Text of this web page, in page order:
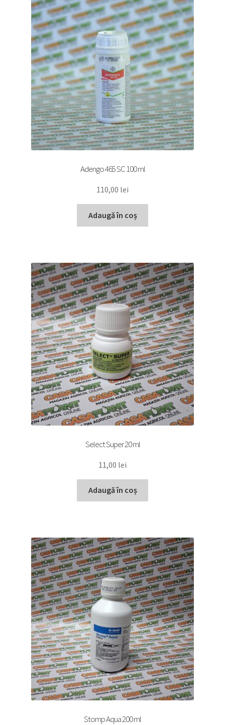
Adengo 465 SC 100 ml
110,00 lei
Adaugă în coș
Select Super 20 ml
11,00 lei
Adaugă în coș
Stomp Aqua 200 ml